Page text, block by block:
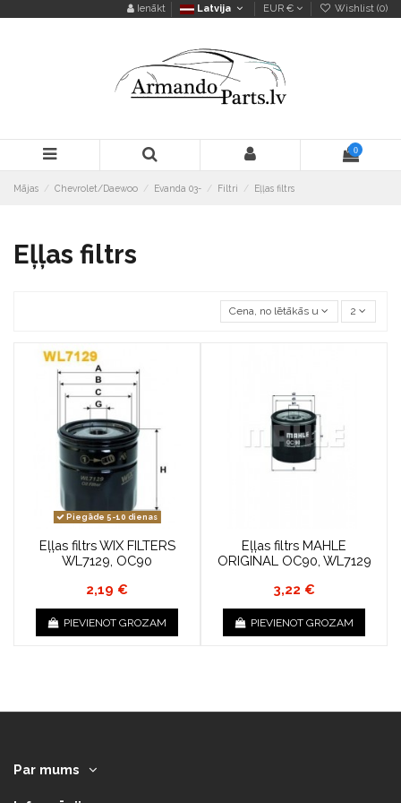
Ienākt Latvija EUR € Wishlist (0)
0
Mājas Chevrolet/Daewoo Evanda 03- Filtri Eļļas filtrs
Eļļas filtrs
Cena, no lētākās uz dārgāko
2
Piegāde 5-10 dienas
Eļļas filtrs WIX FILTERS
WL7129, OC90
2,19 €
PIEVIENOT GROZAM
Eļļas filtrs MAHLE
ORIGINAL OC90, WL7129
3,22 €
PIEVIENOT GROZAM
Par mums